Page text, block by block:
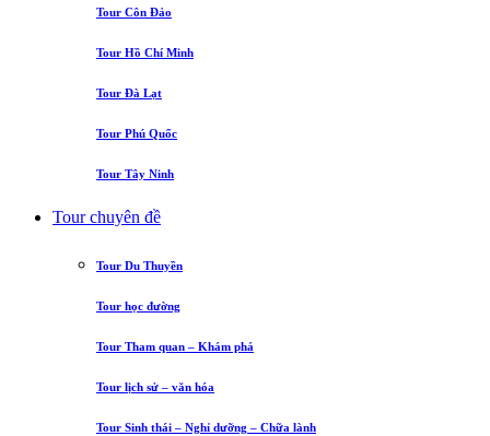
Tour Côn Đảo
Tour Hồ Chí Minh
Tour Đà Lạt
Tour Phú Quốc
Tour Tây Ninh
Tour chuyên đề
Tour Du Thuyền
Tour học đường
Tour Tham quan – Khám phá
Tour lịch sử – văn hóa
Tour Sinh thái – Nghỉ dưỡng – Chữa lành